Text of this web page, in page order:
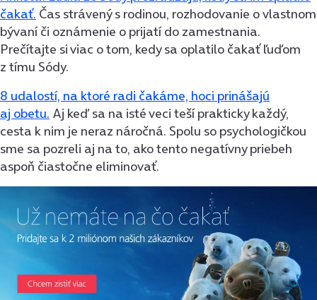
čakať. Čas strávený s rodinou, rozhodovanie o vlastnom
bývaní či oznámenie o prijatí do zamestnania.
Prečítajte si viac o tom, kedy sa oplatilo čakať ľuďom
z tímu Sódy.
8 udalostí, na ktoré radi čakáme, hoci prinášajú
aj obetu. Aj keď sa na isté veci teší prakticky každý,
cesta k nim je neraz náročná. Spolu so psychologičkou
sme sa pozreli aj na to, ako tento negatívny priebeh
aspoň čiastočne eliminovať.